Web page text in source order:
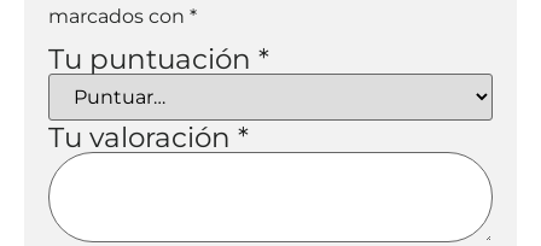
marcados con *
Tu puntuación *
Tu valoración *